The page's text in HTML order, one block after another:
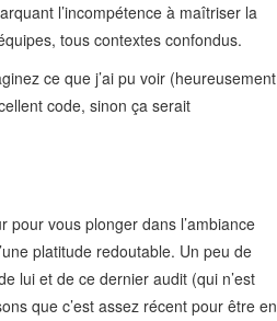
l’incompétence à maîtriser la
tous contextes confondus.
ce que j’ai pu voir (heureusement
code, sinon ça serait
pour vous plonger dans l’ambiance
platitude redoutable. Un peu de
lui et de ce dernier audit (qui n’est
que c’est assez récent pour être en